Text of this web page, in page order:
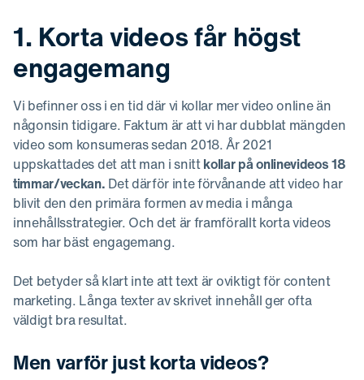
1. Korta videos får högst
engagemang
Vi befinner oss i en tid där vi kollar mer video online än
någonsin tidigare. Faktum är att vi har dubblat mängden
video som konsumeras sedan 2018. År 2021
uppskattades det att man i snittkollar på onlinevideos 18
timmar/veckan. Det därför inte förvånande att video har
blivit den den primära formen av media i många
innehållsstrategier. Och det är framförallt korta videos
som har bäst engagemang.
Det betyder så klart inte att text är oviktigt för content
marketing. Långa texter av skrivet innehåll ger ofta
väldigt bra resultat.
Men varför just korta videos?